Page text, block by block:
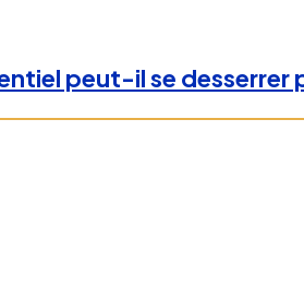
peut-il se desserrer